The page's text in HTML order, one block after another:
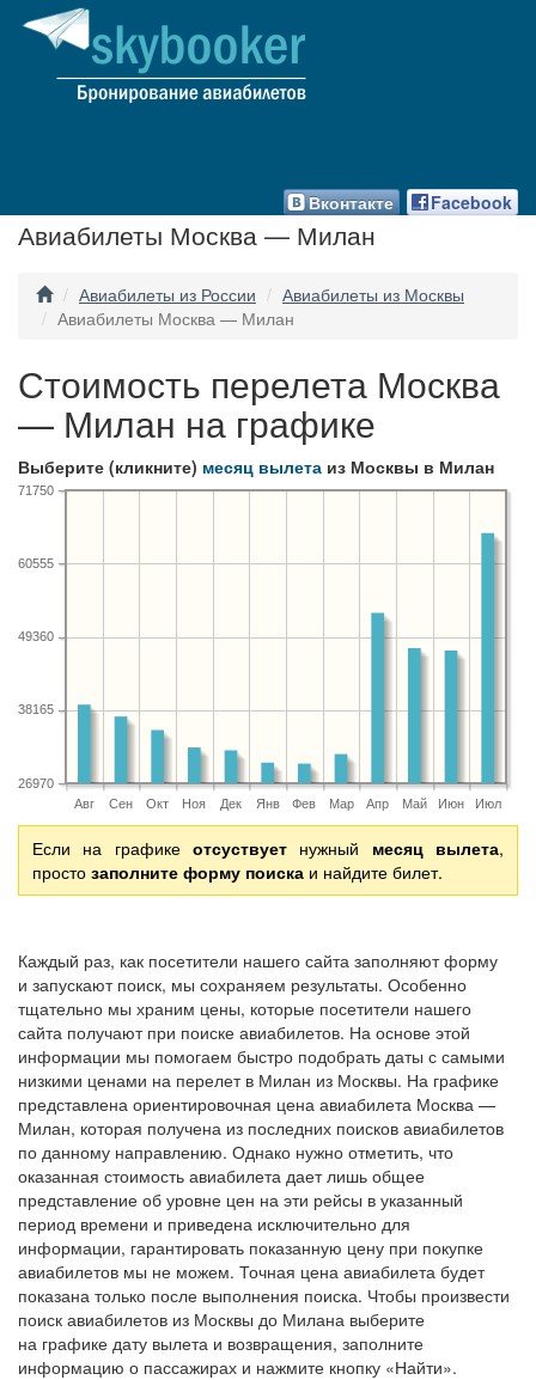
Facebook
Вконтакте
Авиабилеты Москва — Милан
Авиабилеты из России
Авиабилеты из Москвы
Авиабилеты Москва — Милан
Стоимость перелета Москва
— Милан на графике
Выберите (кликните) месяц вылета из Москвы в Милан
Авг Сен Окт Ноя Дек Янв Фев Мар Апр Май Июн Июл
26970
38165
49360
60555
71750
Если на графике отсуствует нужный месяц вылета,
простозаполните форму поиска и найдите билет.
Каждый раз, как посетители нашего сайта заполняют форму
и запускают поиск, мы сохраняем результаты. Особенно
тщательно мы храним цены, которые посетители нашего
сайта получают при поиске авиабилетов. На основе этой
информации мы помогаем быстро подобрать даты с самыми
низкими ценами на перелет в Милан из Москвы. На графике
представлена ориентировочная цена авиабилета Москва —
Милан, которая получена из последних поисков авиабилетов
по данному направлению. Однако нужно отметить, что
оказанная стоимость авиабилета дает лишь общее
представление об уровне цен на эти рейсы в указанный
период времени и приведена исключительно для
информации, гарантировать показанную цену при покупке
авиабилетов мы не можем. Точная цена авиабилета будет
показана только после выполнения поиска. Чтобы произвести
поиск авиабилетов из Москвы до Милана выберите
на графике дату вылета и возвращения, заполните
информацию о пассажирах и нажмите кнопку «Найти».